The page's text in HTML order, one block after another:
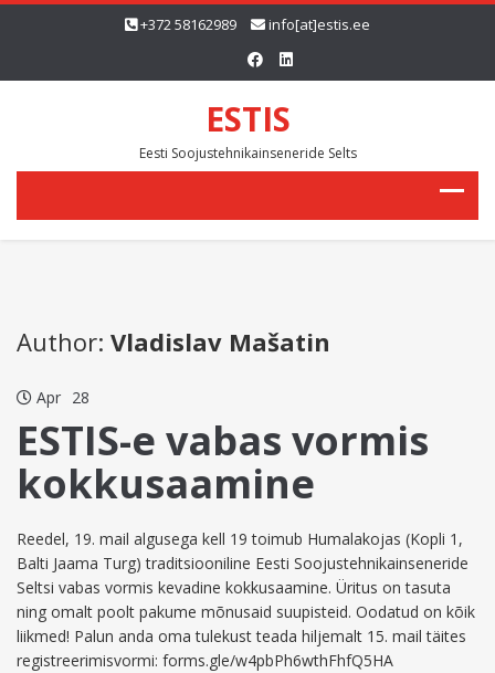
+372 58162989 info[at]estis.ee
ESTIS
Eesti Soojustehnikainseneride Selts
Author: Vladislav Mašatin
Apr 28
ESTIS-e vabas vormis
kokkusaamine
Reedel, 19. mail algusega kell 19 toimub Humalakojas (Kopli 1,
Balti Jaama Turg) traditsiooniline Eesti Soojustehnikainseneride
Seltsi vabas vormis kevadine kokkusaamine. Üritus on tasuta
ning omalt poolt pakume mõnusaid suupisteid. Oodatud on kõik
liikmed! Palun anda oma tulekust teada hiljemalt 15. mail täites
registreerimisvormi: forms.gle/w4pbPh6wthFhfQ5HA